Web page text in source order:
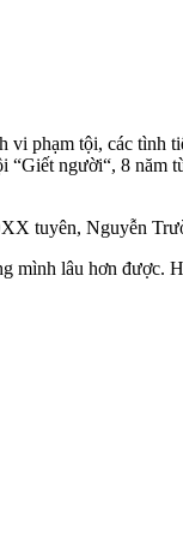
vi phạm tội, các
người“, 8 năm
tuyên, Nguyễn
lâu hơn được.